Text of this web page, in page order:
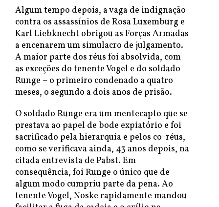
Algum tempo depois, a vaga de indignação
contra os assassínios de Rosa Luxemburg e
Karl Liebknecht obrigou as Forças Armadas
a encenarem um simulacro de julgamento.
A maior parte dos réus foi absolvida, com
as exceções do tenente Vogel e do soldado
Runge – o primeiro condenado a quatro
meses, o segundo a dois anos de prisão.
O soldado Runge era um mentecapto que se
prestava ao papel de bode expiatório e foi
sacrificado pela hierarquia e pelos co-réus,
como se verificava ainda, 43 anos depois, na
citada entrevista de Pabst. Em
consequência, foi Runge o único que de
algum modo cumpriu parte da pena. Ao
tenente Vogel, Noske rapidamente mandou